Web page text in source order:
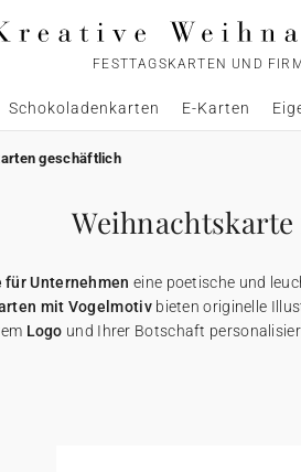
FESTTAGSKARTEN UND
Schokoladenkarten E-Karten
geschäftlich
Weihnachtskarte
Unternehmen eine poetische und
mit Vogelmotivbieten originelle
Logo und Ihrer Botschaft